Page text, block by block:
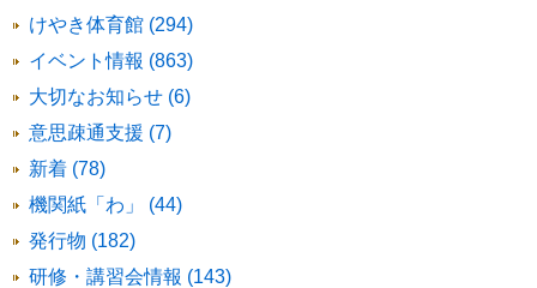
けやき体育館 (294)
イベント情報 (863)
大切なお知らせ (6)
意思疎通支援 (7)
新着 (78)
機関紙「わ」 (44)
発行物 (182)
研修・講習会情報 (143)